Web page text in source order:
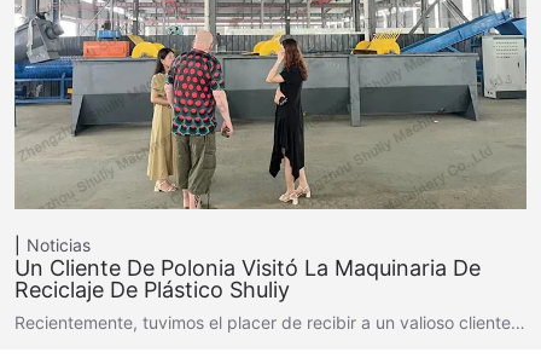
Noticias
Un Cliente De Polonia Visitó La Maquinaria De
Reciclaje De Plástico Shuliy
Recientemente, tuvimos el placer de recibir a un valioso cliente…